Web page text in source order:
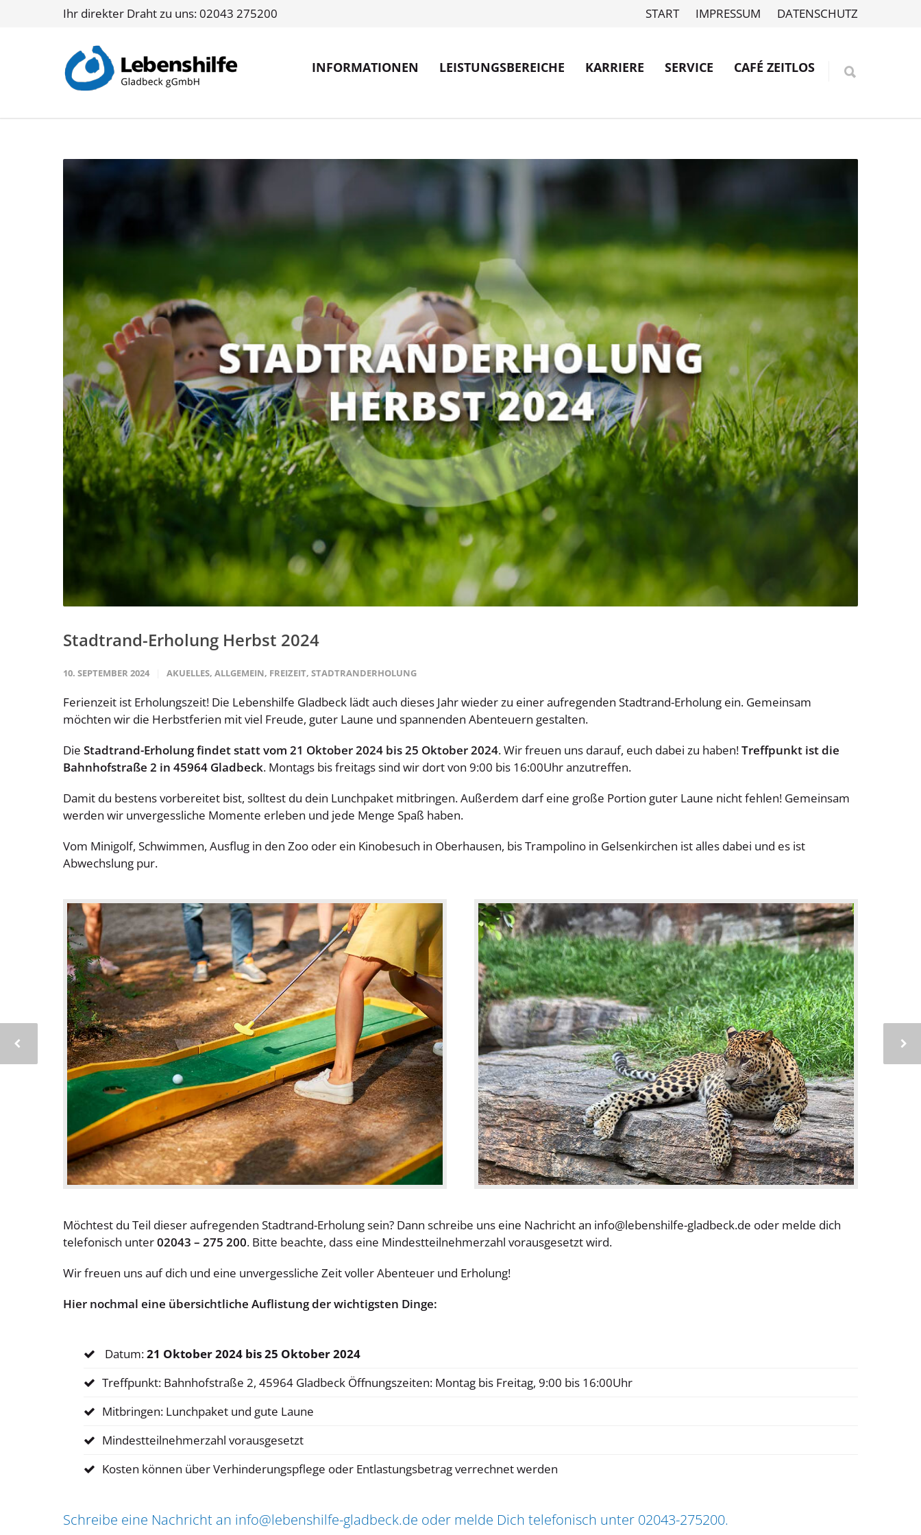
Ihr direkter Draht zu uns: 02043 275200 START IMPRESSUM DATENSCHUTZ
INFORMATIONEN LEISTUNGSBEREICHE KARRIERE SERVICE CAFÉ ZEITLOS
Stadtrand-Erholung Herbst 2024
10. SEPTEMBER 2024 AKUELLES, ALLGEMEIN, FREIZEIT, STADTRANDERHOLUNG
Ferienzeit ist Erholungszeit! Die Lebenshilfe Gladbeck lädt auch dieses Jahr wieder zu einer aufregenden Stadtrand-Erholung ein. Gemeinsam
möchten wir die Herbstferien mit viel Freude, guter Laune und spannenden Abenteuern gestalten.
Die Stadtrand-Erholung findet statt vom 21 Oktober 2024 bis 25 Oktober 2024. Wir freuen uns darauf, euch dabei zu haben!Treffpunkt ist die
Bahnhofstraße 2 in 45964 Gladbeck. Montags bis freitags sind wir dort von 9:00 bis 16:00Uhr anzutreffen.
Damit du bestens vorbereitet bist, solltest du dein Lunchpaket mitbringen. Außerdem darf eine große Portion guter Laune nicht fehlen! Gemeinsam
werden wir unvergessliche Momente erleben und jede Menge Spaß haben.
Vom Minigolf, Schwimmen, Ausflug in den Zoo oder ein Kinobesuch in Oberhausen, bis Trampolino in Gelsenkirchen ist alles dabei und es ist
Abwechslung pur.
Möchtest du Teil dieser aufregenden Stadtrand-Erholung sein? Dann schreibe uns eine Nachricht an info@lebenshilfe-gladbeck.de oder melde dich
telefonisch unter02043 – 275 200. Bitte beachte, dass eine Mindestteilnehmerzahl vorausgesetzt wird.
Wir freuen uns auf dich und eine unvergessliche Zeit voller Abenteuer und Erholung!
Hier nochmal eine übersichtliche Auflistung der wichtigsten Dinge:
Datum:21 Oktober 2024 bis 25 Oktober 2024
Treffpunkt: Bahnhofstraße 2, 45964 Gladbeck Öffnungszeiten: Montag bis Freitag, 9:00 bis 16:00Uhr
Mitbringen: Lunchpaket und gute Laune
Mindestteilnehmerzahl vorausgesetzt
Kosten können über Verhinderungspflege oder Entlastungsbetrag verrechnet werden
Schreibe eine Nachricht an info@lebenshilfe-gladbeck.de oder melde Dich telefonisch unter 02043-275200.